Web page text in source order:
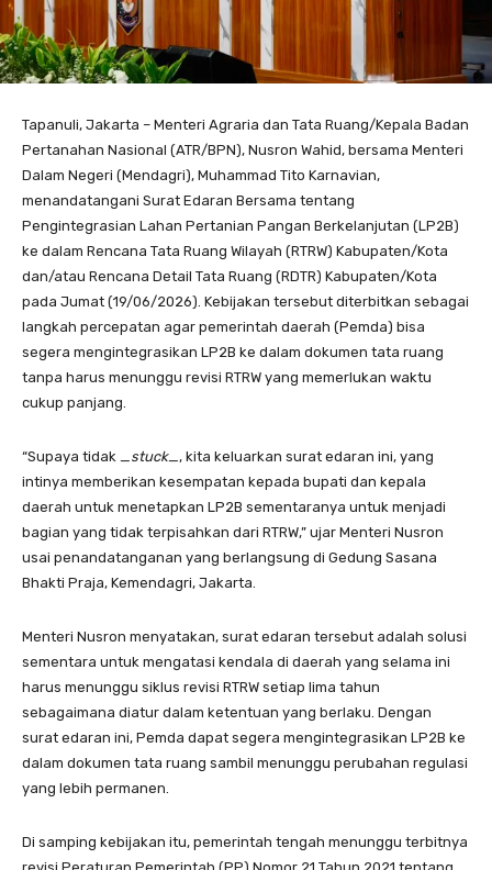
Tapanuli, Jakarta – Menteri Agraria dan Tata Ruang/Kepala Badan
Pertanahan Nasional (ATR/BPN), Nusron Wahid, bersama Menteri
Dalam Negeri (Mendagri), Muhammad Tito Karnavian,
menandatangani Surat Edaran Bersama tentang
Pengintegrasian Lahan Pertanian Pangan Berkelanjutan (LP2B)
ke dalam Rencana Tata Ruang Wilayah (RTRW) Kabupaten/Kota
dan/atau Rencana Detail Tata Ruang (RDTR) Kabupaten/Kota
pada Jumat (19/06/2026). Kebijakan tersebut diterbitkan sebagai
langkah percepatan agar pemerintah daerah (Pemda) bisa
segera mengintegrasikan LP2B ke dalam dokumen tata ruang
tanpa harus menunggu revisi RTRW yang memerlukan waktu
cukup panjang.
“Supaya tidak _ stuck_, kita keluarkan surat edaran ini, yang
intinya memberikan kesempatan kepada bupati dan kepala
daerah untuk menetapkan LP2B sementaranya untuk menjadi
bagian yang tidak terpisahkan dari RTRW,” ujar Menteri Nusron
usai penandatanganan yang berlangsung di Gedung Sasana
Bhakti Praja, Kemendagri, Jakarta.
Menteri Nusron menyatakan, surat edaran tersebut adalah solusi
sementara untuk mengatasi kendala di daerah yang selama ini
harus menunggu siklus revisi RTRW setiap lima tahun
sebagaimana diatur dalam ketentuan yang berlaku. Dengan
surat edaran ini, Pemda dapat segera mengintegrasikan LP2B ke
dalam dokumen tata ruang sambil menunggu perubahan regulasi
yang lebih permanen.
Di samping kebijakan itu, pemerintah tengah menunggu terbitnya